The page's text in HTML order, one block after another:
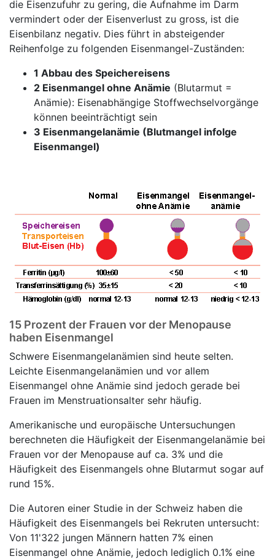
die Eisenzufuhr zu gering, die Aufnahme im Darm
vermindert oder der Eisenverlust zu gross, ist die
Eisenbilanz negativ. Dies führt in absteigender
Reihenfolge zu folgenden Eisenmangel-Zuständen:
1 Abbau des Speichereisens
2 Eisenmangel ohne Anämie (Blutarmut =
Anämie): Eisenabhängige Stoffwechselvorgänge
können beeinträchtigt sein
3 Eisenmangelanämie (Blutmangel infolge
Eisenmangel)
15 Prozent der Frauen vor der Menopause
haben Eisenmangel
Schwere Eisenmangelanämien sind heute selten.
Leichte Eisenmangelanämien und vor allem
Eisenmangel ohne Anämie sind jedoch gerade bei
Frauen im Menstruationsalter sehr häufig.
Amerikanische und europäische Untersuchungen
berechneten die Häufigkeit der Eisenmangelanämie bei
Frauen vor der Menopause auf ca. 3% und die
Häufigkeit des Eisenmangels ohne Blutarmut sogar auf
rund 15%.
Die Autoren einer Studie in der Schweiz haben die
Häufigkeit des Eisenmangels bei Rekruten untersucht:
Von 11'322 jungen Männern hatten 7% einen
Eisenmangel ohne Anämie, jedoch lediglich 0.1% eine